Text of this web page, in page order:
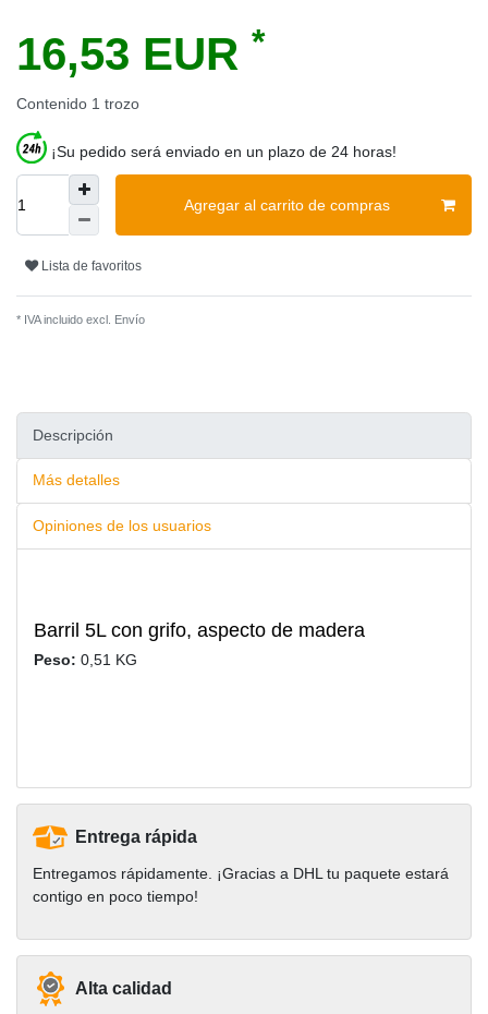
16,53 EUR *
Contenido 1 trozo
¡Su pedido será enviado en un plazo de 24 horas!
Agregar al carrito de compras
Lista de favoritos
* IVA incluido excl. Envío
Descripción
Más detalles
Opiniones de los usuarios
Barril 5L con grifo, aspecto de madera
Peso: 0,51 KG
Entrega rápida
Entregamos rápidamente. ¡Gracias a DHL tu paquete estará
contigo en poco tiempo!
Alta calidad